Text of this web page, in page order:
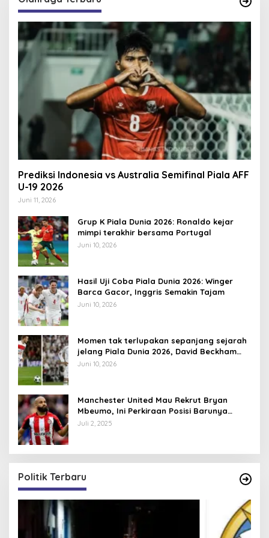
Prediksi Indonesia vs Australia Semifinal Piala AFF
U-19 2026
Juni 11, 2026
Grup K Piala Dunia 2026: Ronaldo kejar
mimpi terakhir bersama Portugal
Juni 10, 2026
Hasil Uji Coba Piala Dunia 2026: Winger
Barca Gacor, Inggris Semakin Tajam
Juni 10, 2026
Momen tak terlupakan sepanjang sejarah
jelang Piala Dunia 2026, David Beckham
pernah dapat kartu merah
Juni 10, 2026
Manchester United Mau Rekrut Bryan
Mbeumo, Ini Perkiraan Posisi Barunya
dalam Skema Ruben Amorim
Juli 2, 2025
Politik Terbaru